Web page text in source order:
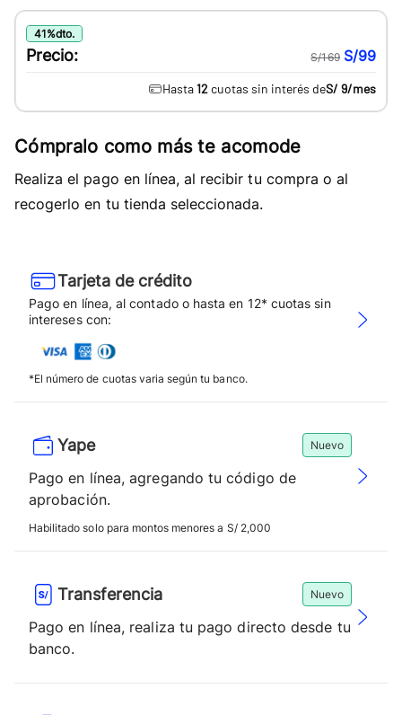
41%dto.
Precio: S/169 S/99
Hasta 12 cuotas sin interés deS/ 9/mes
Cómpralo como más te acomode
Realiza el pago en línea, al recibir tu compra o al
recogerlo en tu tienda seleccionada.
Tarjeta de crédito
Pago en línea, al contado o hasta en 12* cuotas sin
intereses con:
*El número de cuotas varia según tu banco.
Yape Nuevo
Pago en línea, agregando tu código de
aprobación.
Habilitado solo para montos menores a S/ 2,000
Transferencia Nuevo
Pago en línea, realiza tu pago directo desde tu
banco.